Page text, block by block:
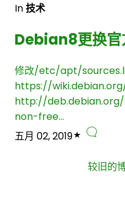
In技术
Debian8更换官
修改/etc/apt/
https://
http://
non-free…
五月 02, 2019
较旧的